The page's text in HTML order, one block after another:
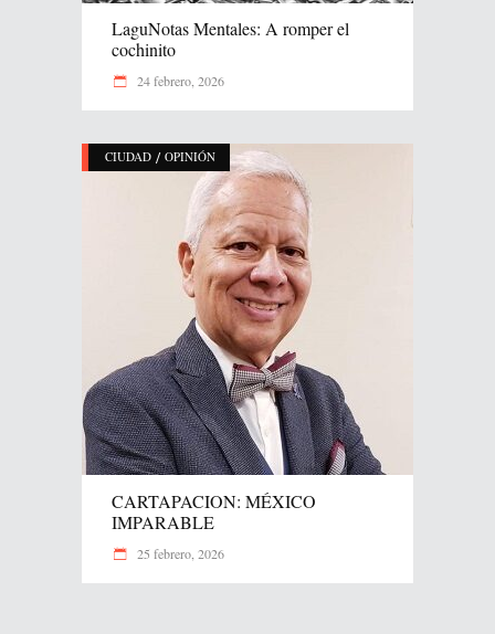
LaguNotas Mentales: A romper el
cochinito
24 febrero, 2026
CIUDAD / OPINIÓN
CARTAPACION: MÉXICO
IMPARABLE
25 febrero, 2026